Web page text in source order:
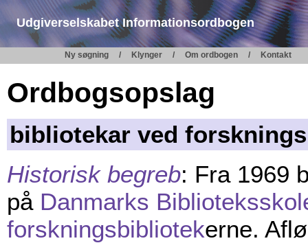
Udgiverselskabet Informationsordbogen
Ny søgning Klynger Om ordbogen Kontakt
Ordbogsopslag
bibliotekar ved
Historisk begreb: Fra 1969
på Danmarks
forskningsbibliotekerne.